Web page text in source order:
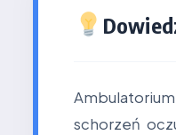
schorzeń